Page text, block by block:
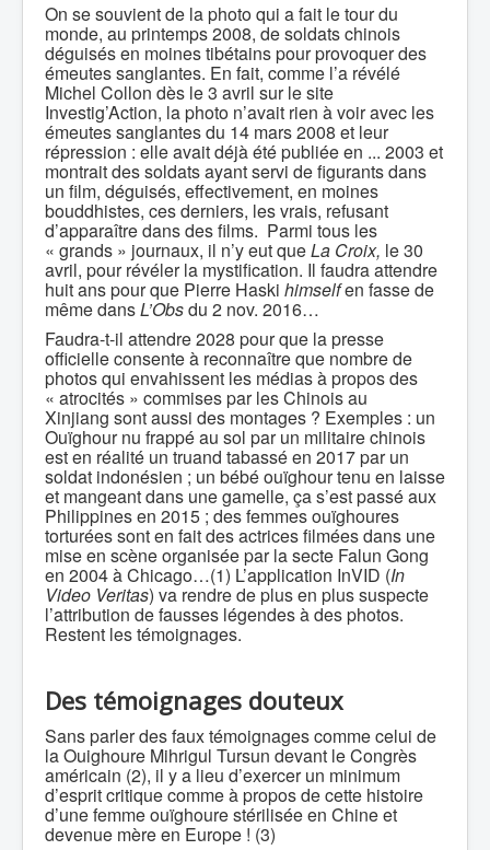
On se souvient de la photo qui a fait le tour du
monde, au printemps 2008, de soldats chinois
déguisés en moines tibétains pour provoquer des
émeutes sanglantes. En fait, comme l’a révélé
Michel Collon dès le 3 avril sur le site
Investig’Action, la photo n’avait rien à voir avec les
émeutes sanglantes du 14 mars 2008 et leur
répression : elle avait déjà été publiée en ... 2003 et
montrait des soldats ayant servi de figurants dans
un film, déguisés, effectivement, en moines
bouddhistes, ces derniers, les vrais, refusant
d’apparaître dans des films. Parmi tous les
« grands » journaux, il n’y eut queLa Croix, le 30
avril, pour révéler la mystification. Il faudra attendre
huit ans pour que Pierre Haski himselfen fasse de
même dansL’Obsdu 2 nov. 2016…
Faudra-t-il attendre 2028 pour que la presse
officielle consente à reconnaître que nombre de
photos qui envahissent les médias à propos des
« atrocités » commises par les Chinois au
Xinjiang sont aussi des montages ? Exemples : un
Ouïghour nu frappé au sol par un militaire chinois
est en réalité un truand tabassé en 2017 par un
soldat indonésien ; un bébé ouïghour tenu en laisse
et mangeant dans une gamelle, ça s’est passé aux
Philippines en 2015 ; des femmes ouïghoures
torturées sont en fait des actrices filmées dans une
mise en scène organisée par la secte Falun Gong
en 2004 à Chicago…(1) L’application InVID (In
Video Veritas) va rendre de plus en plus suspecte
l’attribution de fausses légendes à des photos.
Restent les témoignages.
Des témoignages douteux
Sans parler des faux témoignages comme celui de
la Ouighoure Mihrigul Tursun devant le Congrès
américain (2), il y a lieu d’exercer un minimum
d’esprit critique comme à propos de cette histoire
d’une femme ouïghoure stérilisée en Chine et
devenue mère en Europe ! (3)